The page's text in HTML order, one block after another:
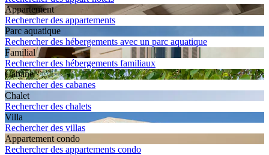
Apparte­ment
Rechercher des appartements
Parc aquatique
Rechercher des hébergements avec un parc aquatique
Familial
Rechercher des hébergements familiaux
Cabane
Rechercher des cabanes
Chalet
Rechercher des chalets
Villa
Rechercher des villas
Apparte­ment condo
Rechercher des appartements condo